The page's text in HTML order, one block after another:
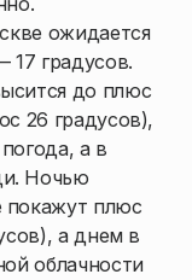
ожидается
17 градусов.
до плюс
26 градусов),
а в
Ночью
покажут плюс
а днем в
облачности